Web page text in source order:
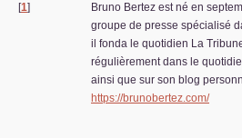
[1]
Bruno Bertez est né en
groupe de presse spécialisé
il fonda le quotidien La
régulièrement dans le
ainsi que sur son blog
https://brunobertez.com/